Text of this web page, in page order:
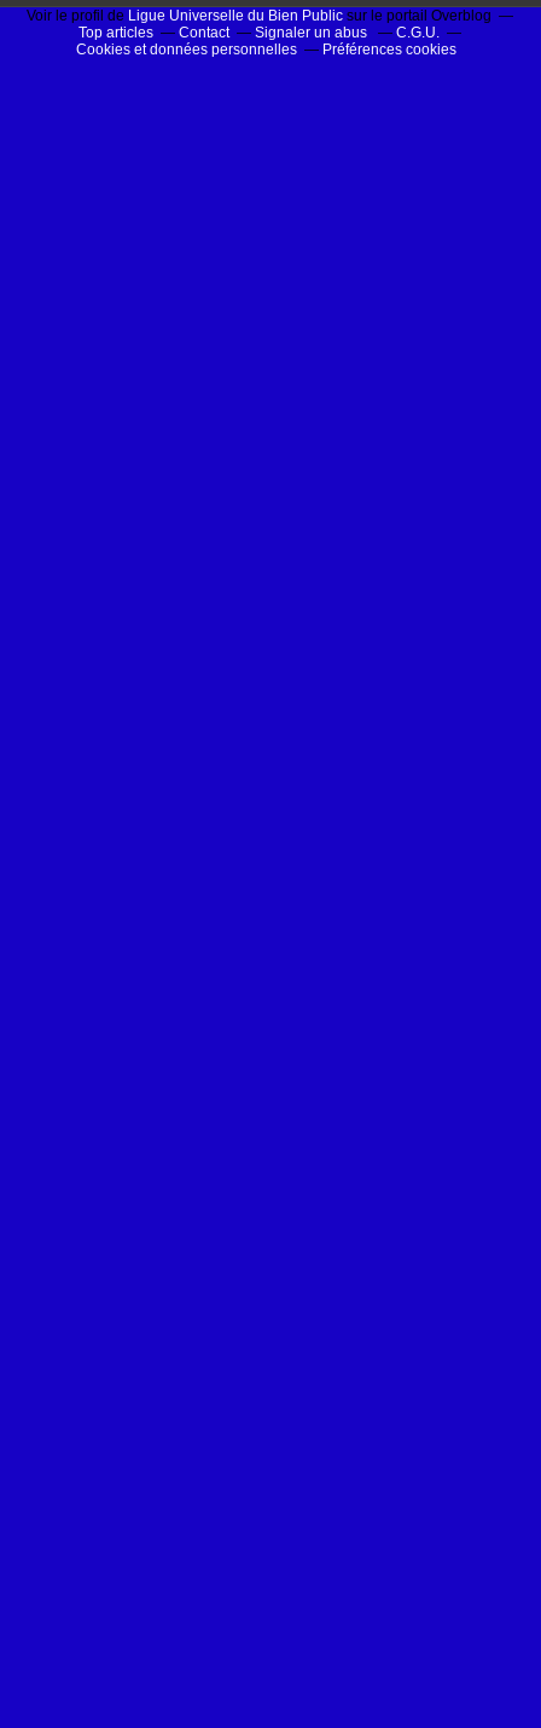
Voir le profil de Ligue Universelle du Bien Public sur le portail Overblog
Top articles
Contact Signaler un abus
C.G.U.
Cookies et données personnelles
Préférences cookies